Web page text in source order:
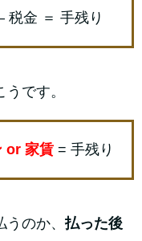
税金 ＝ 手残り
です。
or 家賃 = 手残り
うのか、払った後